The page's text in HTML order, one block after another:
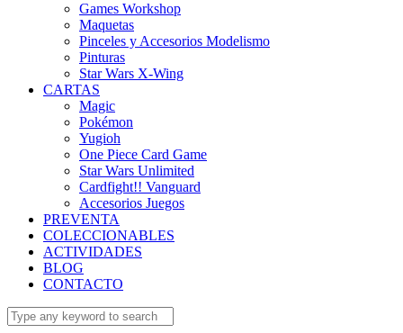
Games Workshop
Maquetas
Pinceles y Accesorios Modelismo
Pinturas
Star Wars X-Wing
CARTAS
Magic
Pokémon
Yugioh
One Piece Card Game
Star Wars Unlimited
Cardfight!! Vanguard
Accesorios Juegos
PREVENTA
COLECCIONABLES
ACTIVIDADES
BLOG
CONTACTO